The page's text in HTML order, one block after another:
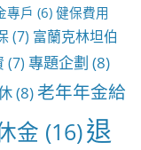
專戶 (6) 健保費用
(7) 富蘭克林坦伯
(7) 專題企劃 (8)
(8)老年年金給
金 (16)退